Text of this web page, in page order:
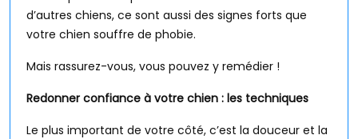
d’autres chiens, ce sont aussi des signes forts que
votre chien souffre de phobie.
Mais rassurez-vous, vous pouvez y remédier !
Redonner confiance à votre chien : les techniques
Le plus important de votre côté, c’est la douceur et la